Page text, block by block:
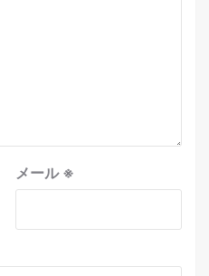
メール※